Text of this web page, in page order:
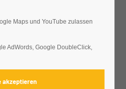
- die
Vielfalt auf mehr als
Maps und YouTube zulassen
AdWords, Google DoubleClick,